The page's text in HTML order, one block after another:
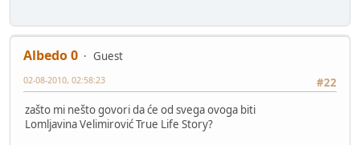
Albedo 0
Guest
#22
02-08-2010, 02:58:23
zašto mi nešto govori da će od svega ovoga biti
Lomljavina Velimirović True Life Story?